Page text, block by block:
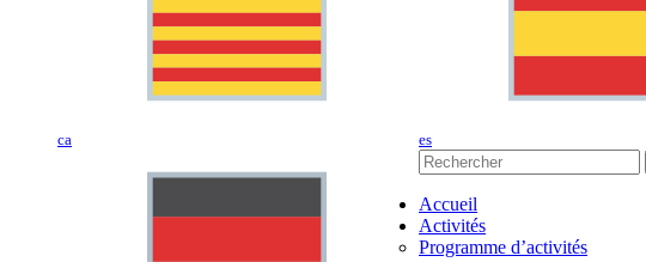
ca es
Accueil
Activités
Programme d’activités